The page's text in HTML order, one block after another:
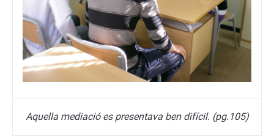
Aquella mediació es presentava ben difícil. (pg.105)